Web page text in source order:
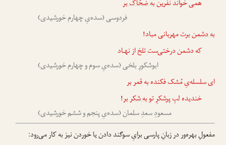
همی خواند نفرینبه ضحّاک بر
فردوسی (سده‌یِ چهارم خورشیدی)
به دشمن برت مهربانی مباد!
که دشمن درختی‌ست تلخ از نهـاد
ابوشکورِ بلخی (سده‌یِ سوم و چهارم خورشیدی)
ای سلسله‌یِ مُشک فکنده به قمر بر
خندیده لبِ پرشکرِ توبه شکر بر!
مسعودِ سعدِ سلمان (سده‌یِ پنجم و ششم خورشیدی)
مفعولِ بهره‌ور در زبانِ پارسی برایِ سوگند دادن یا خوردن نیز به کار می‌رود: